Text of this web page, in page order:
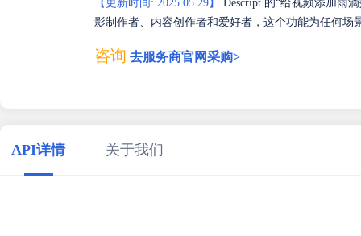
【更新时间: 2025.05.29】
Descript 的“给视频添加雨
影制作者、内容创作者和爱好者，这个功能为任何
咨询 去服务商官网采购>
API详情 关于我们